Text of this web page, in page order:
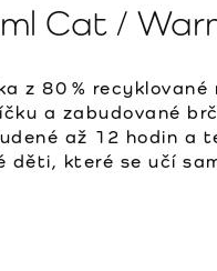
Cat /
z 80 % recyklované
a zabudované
až 12 hodin a
děti, které se učí